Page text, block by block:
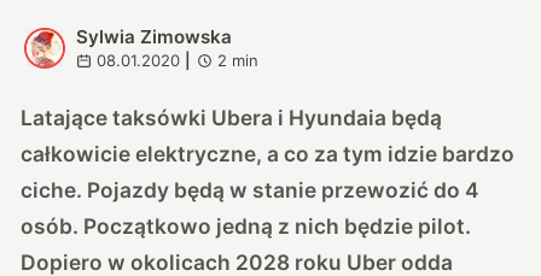
S
Sylwia Zimowska
08.01.2020 2 min
Latające taksówki Ubera i Hyundaia będą
całkowicie elektryczne, a co za tym idzie bardzo
ciche. Pojazdy będą w stanie przewozić do 4
osób. Początkowo jedną z nich będzie pilot.
Dopiero w okolicach 2028 roku Uber odda